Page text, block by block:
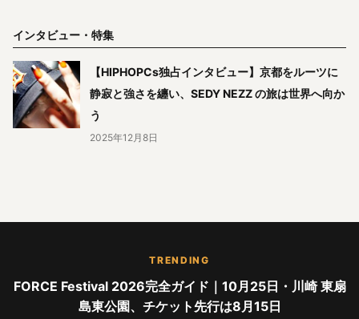
インタビュー・特集
【HIPHOPCs独占インタビュー】京都をルーツに
静寂と強さを纏い、SEDY NEZZ の旅は世界へ向か
う
2025年12月8日
TRENDING
FORCE Festival 2026完全ガイド｜10月25日・川崎 東扇
島東公園、チケット先行は8月15日